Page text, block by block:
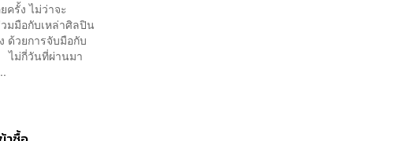
ครั้ง ไม่ว่าจะ
มมือกับเหล่าศิลปิน
ด้วยการจับมือกับ
ไม่กี่วันที่ผ่านมา